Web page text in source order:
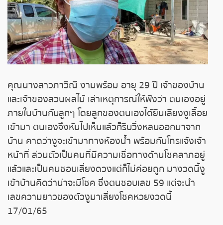
หวยหุ้นฮั่งเส็ง เช้า
หวยหุ้นฮั่งเส็ง บ่าย
หวยหุ้นจีน เช้า
หวยหุ้นจีน บ่าย
หวยหุ้นไต้หวัน
หวยหุ้นสิงคโปร์
หวยหุ้นเยอรมัน
คุณนางสาวภาวิณี งามพร้อม อายุ 29 ปี เจ้าของบ้าน
และเจ้าของสวนผลไม้ เล่าเหตุการณ์ให้ฟังว่า ตนเองอยู่
ภายในบ้านกับลูกๆ โดยลูกของตนเองได้ยินเสียงงูเลื้อย
เข้ามา ตนเองจึงหันไปเห็นแล้วก็รีบวิ่งหลบออกมาจาก
บ้าน คาดว่างูจะเข้ามาทางห้องน้ำ พร้อมกับโทรแจ้งเจ้า
หน้าที่ ส่วนตัวเป็นคนที่มีความเชื่อทางด้านโชคลาภอยู่
แล้วและเป็นคนชอบเสี่ยงดวงแต่ก็ไม่ค่อยถูก มางวดนี้งู
เข้าบ้านคิดว่าน่าจะมีโชค ซึ่งตนชอบเลข 59 แต่จะนำ
เลขความยาวของตัวงูมาเสี่ยงโชคหวยงวดนี้
17/01/65